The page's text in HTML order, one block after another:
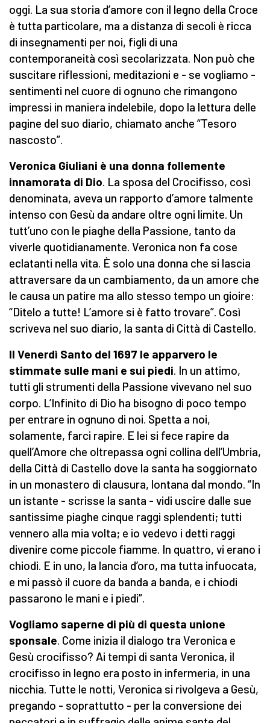
oggi. La sua storia d’amore con il legno della Croce
è tutta particolare, ma a distanza di secoli è ricca
di insegnamenti per noi, figli di una
contemporaneità così secolarizzata. Non può che
suscitare riflessioni, meditazioni e - se vogliamo -
sentimenti nel cuore di ognuno che rimangono
impressi in maniera indelebile, dopo la lettura delle
pagine del suo diario, chiamato anche “Tesoro
nascosto”.
Veronica Giuliani è una donna follemente
innamorata di Dio. La sposa del Crocifisso, così
denominata, aveva un rapporto d’amore talmente
intenso con Gesù da andare oltre ogni limite. Un
tutt’uno con le piaghe della Passione, tanto da
viverle quotidianamente. Veronica non fa cose
eclatanti nella vita. È solo una donna che si lascia
attraversare da un cambiamento, da un amore che
le causa un patire ma allo stesso tempo un gioire:
“Ditelo a tutte! L’amore si è fatto trovare”. Così
scriveva nel suo diario, la santa di Città di Castello.
Il Venerdì Santo del 1697 le apparvero le
stimmate sulle mani e sui piedi. In un attimo,
tutti gli strumenti della Passione vivevano nel suo
corpo. L’Infinito di Dio ha bisogno di poco tempo
per entrare in ognuno di noi. Spetta a noi,
solamente, farci rapire. E lei si fece rapire da
quell’Amore che oltrepassa ogni collina dell’Umbria,
della Città di Castello dove la santa ha soggiornato
in un monastero di clausura, lontana dal mondo. “In
un istante - scrisse la santa - vidi uscire dalle sue
santissime piaghe cinque raggi splendenti; tutti
vennero alla mia volta; e io vedevo i detti raggi
divenire come piccole fiamme. In quattro, vi erano i
chiodi. E in uno, la lancia d’oro, ma tutta infuocata,
e mi passò il cuore da banda a banda, e i chiodi
passarono le mani e i piedi”.
Vogliamo saperne di più di questa unione
sponsale. Come inizia il dialogo tra Veronica e
Gesù crocifisso? Ai tempi di santa Veronica, il
crocifisso in legno era posto in infermeria, in una
nicchia. Tutte le notti, Veronica si rivolgeva a Gesù,
pregando - soprattutto - per la conversione dei